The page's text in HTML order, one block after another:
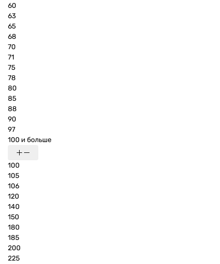
60
63
65
68
70
71
75
78
80
85
88
90
97
100 и больше
100
105
106
120
140
150
180
185
200
225